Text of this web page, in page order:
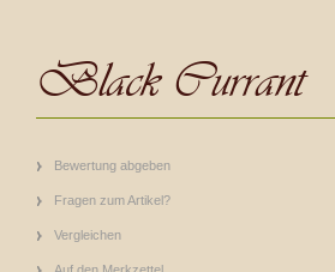
Black Currant
Bewertung abgeben
Fragen zum Artikel?
Vergleichen